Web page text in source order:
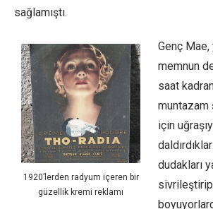
sağlamıştı.
1920’lerden radyum içeren bir
güzellik kremi reklamı
Genç
memnun
saat
muntazam
için
dudakları
sivrileştirip